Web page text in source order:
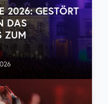
2026: GESTÖRT
DAS
ZUM